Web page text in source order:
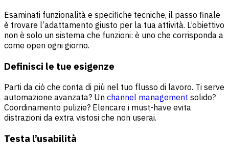
Esaminati funzionalità e specifiche tecniche, il passo finale
è trovare l’adattamento giusto per la tua attività. L’obiettivo
non è solo un sistema che funzioni: è uno che corrisponda a
come operi ogni giorno.
Definisci le tue esigenze
Parti da ciò che conta di più nel tuo flusso di lavoro. Ti serve
automazione avanzata? Un channel management solido?
Coordinamento pulizie? Elencare i must-have evita
distrazioni da extra vistosi che non userai.
Testa l’usabilità